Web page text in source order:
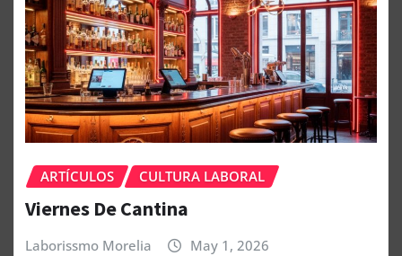
ARTÍCULOS CULTURA LABORAL
Viernes De Cantina
Laborissmo Morelia May 1, 2026